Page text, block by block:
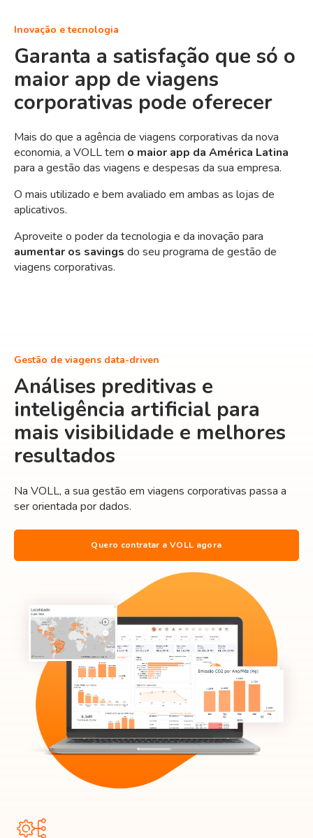
Inovação e tecnologia
Garanta a satisfação que só o
maior app de viagens
corporativas pode oferecer
Mais do que a agência de viagens corporativas da nova
economia, a VOLL tem o maior app da América Latina
para a gestão das viagens e despesas da sua empresa.
O mais utilizado e bem avaliado em ambas as lojas de
aplicativos.
Aproveite o poder da tecnologia e da inovação para
aumentar os savings do seu programa de gestão de
viagens corporativas.
Gestão de viagens data-driven
Análises preditivas e
inteligência artificial para
mais visibilidade e melhores
resultados
Na VOLL, a sua gestão em viagens corporativas passa a
ser orientada por dados.
Quero contratar a VOLL agora